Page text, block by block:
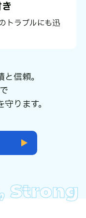
トラブルにも迅
信頼。
ります。